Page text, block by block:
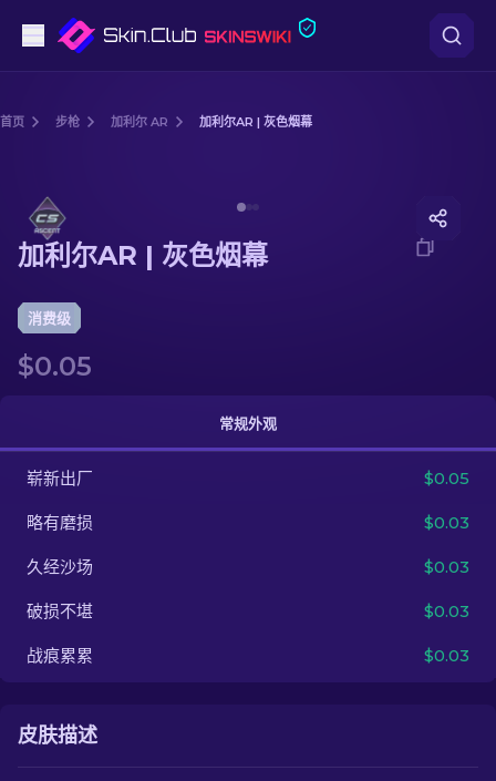
狙击步枪
匕首
手套
其他
首页 步枪 加利尔 AR 加利尔AR | 灰色烟幕
加利尔AR | 灰色烟幕
消费级
$0.05
常规外观
崭新出厂 $0.05
略有磨损 $0.03
久经沙场 $0.03
破损不堪 $0.03
战痕累累 $0.03
皮肤描述